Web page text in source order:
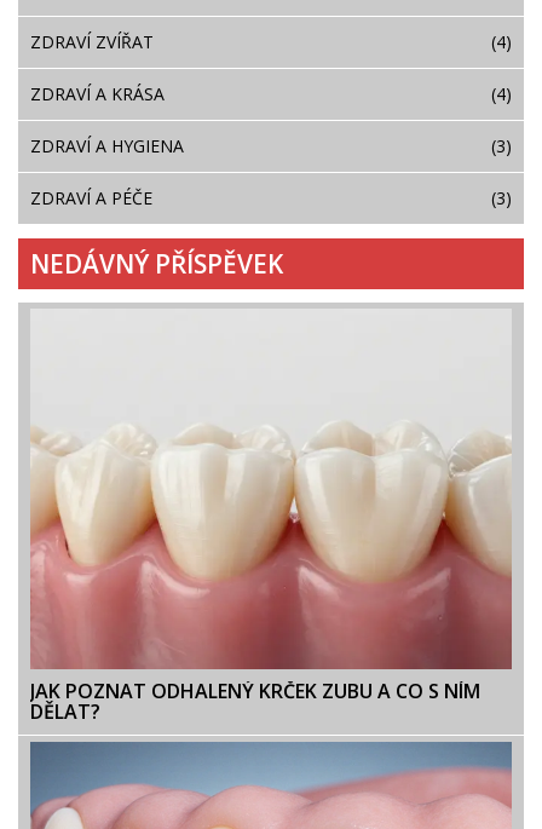
ZDRAVÍ ZVÍŘAT (4)
ZDRAVÍ A KRÁSA (4)
ZDRAVÍ A HYGIENA (3)
ZDRAVÍ A PÉČE (3)
NEDÁVNÝ PŘÍSPĚVEK
JAK POZNAT ODHALENÝ KRČEK ZUBU A CO S NÍM
DĚLAT?